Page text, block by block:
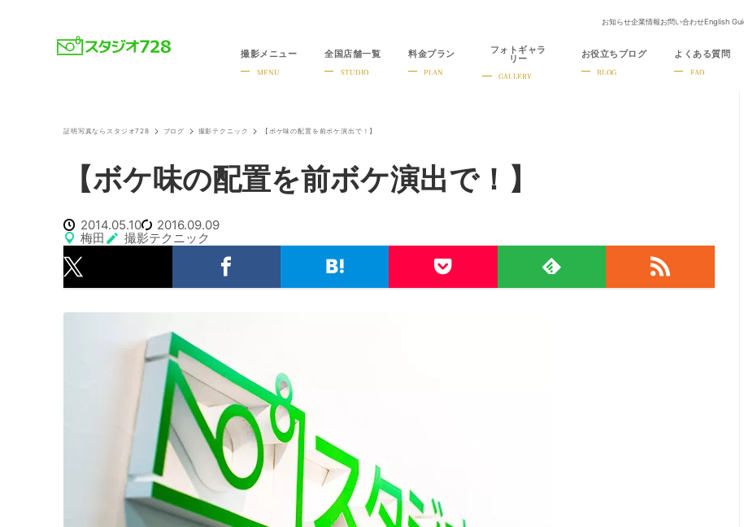
就活・婚活・各種証明写真なら全国のスタジオ728
お知らせ企業情報お問い合わせEnglish
撮影メニュー
MENU
全国店舗一覧
STUDIO
料金プラン
PLAN
フォトギャラ
リー
GALLERY
お役立ちブログ
BLOG
よくある質問
FAQ
証明写真ならスタジオ728 ブログ 撮影テクニック 【ボケ味の配置を前ボケ演出で！】
【ボケ味の配置を前ボケ演出で！】
2014.05.10
2016.09.09
梅田
撮影テクニック